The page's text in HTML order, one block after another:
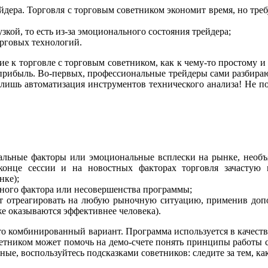
Торговля с торговым советником экономит время, но
то есть из-за эмоционального состояния трейдера;
технологий.
с торговым советником, как к чему-то простому и
Во-первых, профессиональные трейдеры сами
автоматизация инструментов технического анализа! Не
факторы или эмоциональные всплески на рынке,
сессии и на новостных факторах торговля
фактора или несовершенства программы;
отреагировать на любую рыночную ситуацию, применив
оказываются эффективнее человека).
вариант. Программа используется в
может помочь на демо-счете понять принципы работы
воспользуйтесь подсказками советников: следите за тем,